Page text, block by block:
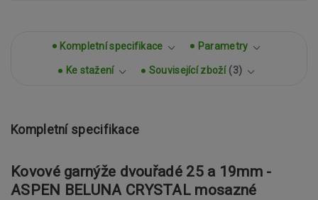
Kompletní specifikace Parametry
Ke stažení Související zboží 3
Kompletní specifikace
Kovové garnýže dvouřadé 25 a 19mm -
ASPEN BELUNA CRYSTAL mosazné